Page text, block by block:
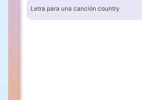
Letra para una canción country